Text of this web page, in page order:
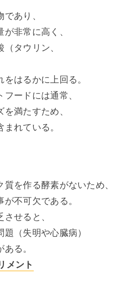
あり、
非常に高く、
タウリン、
はるかに上回る。
ードには通常、
満たすため、
れている。
を作る酵素がないため、
不可欠である。
せると、
（失明や心臓病）
メント